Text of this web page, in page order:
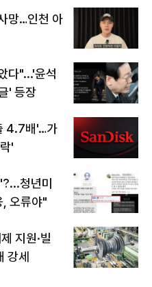
망…인천 아
다"...'윤석
' 등장
4.7배'…가
'
청년미
, 오류야"
지원·빌
강세